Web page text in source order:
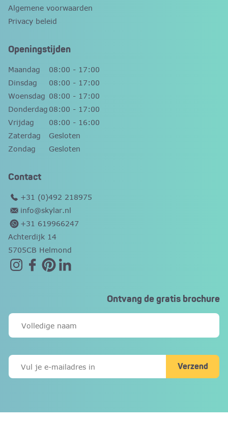
Contact
+31 (0)492 218975
info@skylar.nl
+31 619966247
Achterdijk 14
5705CB Helmond
Openingstijden
Maandag
08:00 - 17:00
Dinsdag
08:00 - 17:00
Woensdag 08:00 - 17:00
Donderdag 08:00 - 17:00
Vrijdag
08:00 - 16:00
Zaterdag
Gesloten
Zondag
Gesloten
Algemene voorwaarden
Privacy beleid
Ontvang de gratis brochure
Verzend